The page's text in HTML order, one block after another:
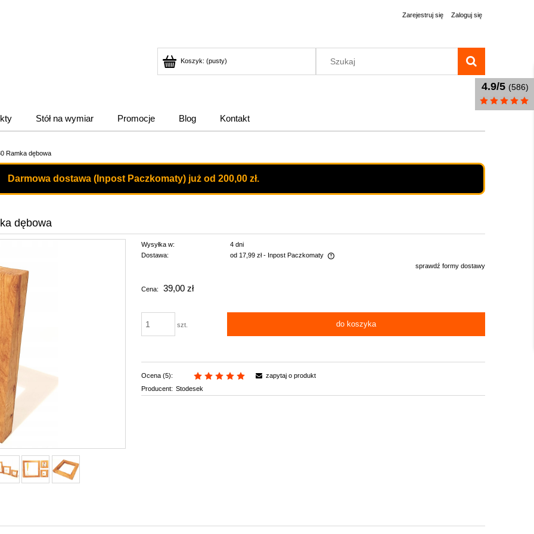
Zarejestruj się Zaloguj się
Koszyk: (pusty)
Stół na wymiar Promocje Blog Kontakt
Ramka dębowa
Darmowa dostawa (Inpost Paczkomaty) już od 200,00 zł.
dębowa
Wysyłka w:
4 dni
Dostawa:
od 17,99 zł - Inpost Paczkomaty
płatności
sprawdź formy dostawy
Cena: 39,00 zł
szt. do koszyka
Ocena (5):
Producent: Stodesek
zapytaj o produkt
4.9/5 (586)